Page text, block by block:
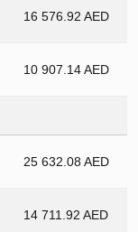
16 576.92 AED
10 907.14 AED
25 632.08 AED
14 711.92 AED